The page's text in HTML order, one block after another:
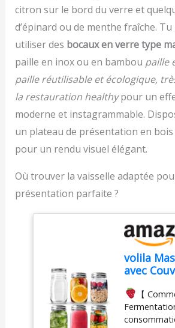
pour un
facilité
dont 1,5L
utile, ce
est parfait
des
délicieux
famille en
PRATIQUE
NETTOYER
pratique et
facile grâce
Pulse, lames
optimal, et
FONCTION
Prenez le
aux 3
fonction
permettent
pour les
et mous
citron sur le bord du verre et
d’épinard ou de menthe fraîche.
utiliser des bocaux en verre type
paille en inox ou en bambou paille
paille réutilisable et écologique,
la restauration healthypour un
moderne et instagrammable.
un plateau de présentation en
pour un rendu visuel élégant.
Où trouver la vaisselle adaptée
présentation parfaite ?
volila
avec
6) Bocal
avec
Pour
【